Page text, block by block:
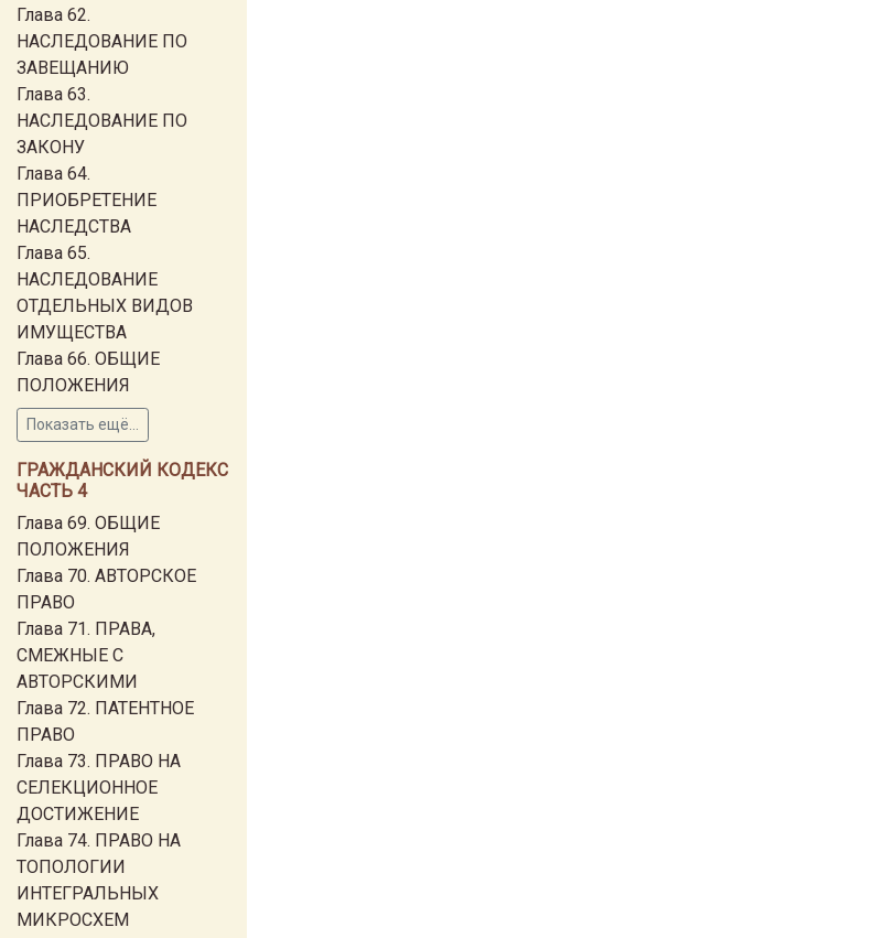
Глава 62.
НАСЛЕДОВАНИЕ ПО
ЗАВЕЩАНИЮ
Глава 63.
НАСЛЕДОВАНИЕ ПО
ЗАКОНУ
Глава 64.
ПРИОБРЕТЕНИЕ
НАСЛЕДСТВА
Глава 65.
НАСЛЕДОВАНИЕ
ОТДЕЛЬНЫХ ВИДОВ
ИМУЩЕСТВА
Глава 66. ОБЩИЕ
ПОЛОЖЕНИЯ
Показать ещё...
ГРАЖДАНСКИЙ КОДЕКС
ЧАСТЬ 4
Глава 69. ОБЩИЕ
ПОЛОЖЕНИЯ
Глава 70. АВТОРСКОЕ
ПРАВО
Глава 71. ПРАВА,
СМЕЖНЫЕ С
АВТОРСКИМИ
Глава 72. ПАТЕНТНОЕ
ПРАВО
Глава 73. ПРАВО НА
СЕЛЕКЦИОННОЕ
ДОСТИЖЕНИЕ
Глава 74. ПРАВО НА
ТОПОЛОГИИ
ИНТЕГРАЛЬНЫХ
МИКРОСХЕМ